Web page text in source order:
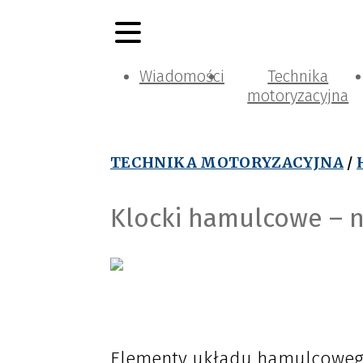
Wiadomości
Technika
motoryzacyjna
TECHNIKA MOTORYZACYJNA /
Klocki hamulcowe –
Elementy układu